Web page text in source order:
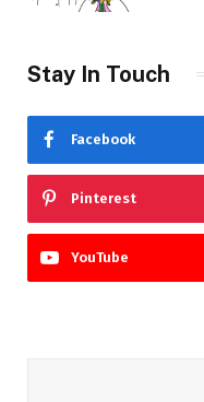
Stay In Touch
Facebook
Pinterest
YouTube